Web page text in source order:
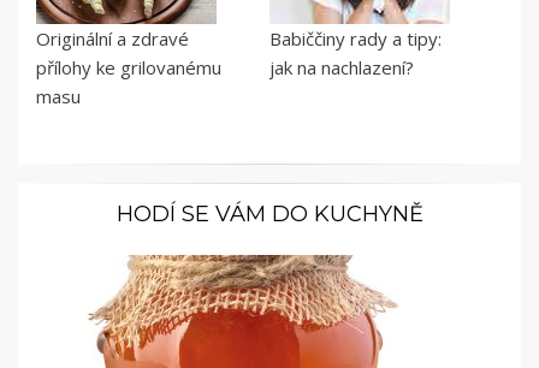
Originální a zdravé
přílohy ke grilovanému
masu
Babiččiny rady a tipy:
jak na nachlazení?
HODÍ SE VÁM DO KUCHYNĚ